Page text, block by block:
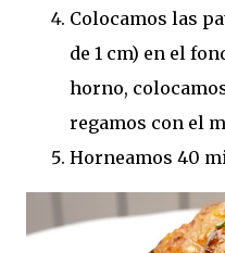
Colocamos las
de 1 cm) en el
horno,
regamos con el
Horneamos 40